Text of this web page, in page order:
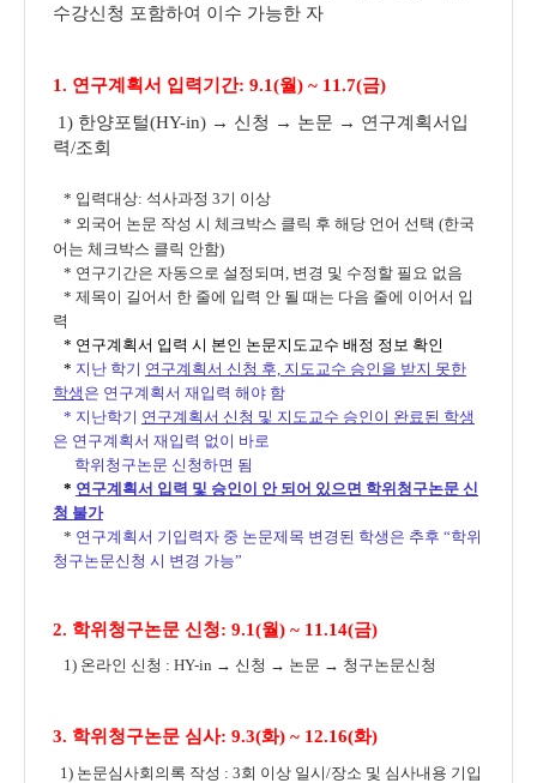
수강신청 포함하여 이수 가능한 자
1. 연구계획서 입력기간: 9.1(월) ~ 11.7(금)
1) 한양포털(HY-in) → 신청 → 논문 → 연구계획서입
력/조회
* 입력대상: 석사과정 3기 이상
* 외국어 논문 작성 시 체크박스 클릭 후 해당 언어 선택 (한국
어는 체크박스 클릭 안함)
* 연구기간은 자동으로 설정되며, 변경 및 수정할 필요 없음
* 제목이 길어서 한 줄에 입력 안 될 때는 다음 줄에 이어서 입
력
* 연구계획서 입력 시 본인 논문지도교수 배정 정보 확인
* 지난 학기 연구계획서 신청 후, 지도교수 승인을 받지 못한
학생은 연구계획서 재입력 해야 함
* 지난학기 연구계획서 신청 및 지도교수 승인이 완료된 학생
은 연구계획서 재입력 없이 바로
학위청구논문 신청하면 됨
* 연구계획서 입력 및 승인이 안 되어 있으면 학위청구논문 신
청 불가
* 연구계획서 기입력자 중 논문제목 변경 된 학생은 추후 “학위
청구논문신청 시 변경 가능”
2. 학위청구논문 신청: 9.1(월) ~ 11.14(금)
1) 온라인 신청 : HY-in → 신청 → 논문 → 청구논문신청
3. 학위청구논문 심사: 9.3(화) ~ 12.16(화)
1) 논문심사회의록 작성 : 3회 이상 일시/장소 및 심사내용 기입